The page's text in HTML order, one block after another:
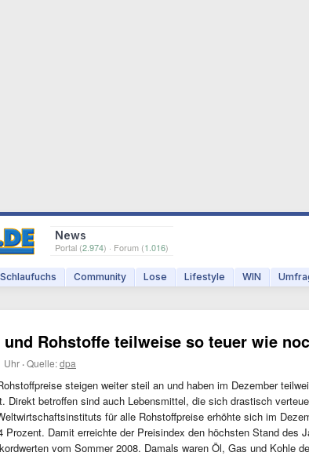
News
Portal (2.974) · Forum (1.016)
Schlaufuchs Community Lose Lifestyle WIN
Rohstoffe teilweise so teuer wie
Uhr ·Quelle:dpa
steigen weiter steil an und haben im Dezember
Direkt betroffen sind auch Lebensmittel, die sich drastisch
für alle Rohstoffpreise erhöhte sich im
Prozent. Damit erreichte der Preisindex den höchsten Stand des
vom Sommer 2008. Damals waren Öl, Gas und Kohle